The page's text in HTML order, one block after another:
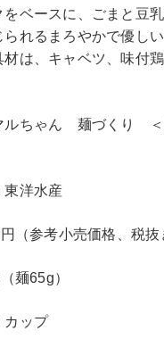
をベースに、ごまと豆
られるまろやかで優し
材は、キャベツ、味付
ルちゃん 麺づくり ＜
東洋水産
（参考小売価格、税抜
麺65g）
カップ